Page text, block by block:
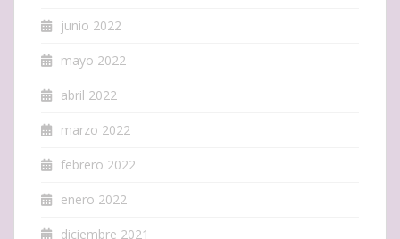
junio 2022
mayo 2022
abril 2022
marzo 2022
febrero 2022
enero 2022
diciembre 2021